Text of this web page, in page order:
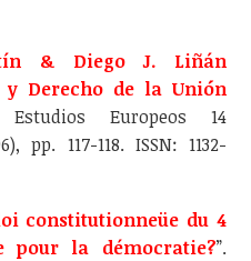
& Diego J. Liñán
y Derecho de la Unión
Europeos 14
pp. 117-118. ISSN: 1132-
constitutionneüe du 4
pour la démocratie?”.